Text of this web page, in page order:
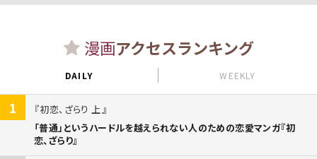
漫画アクセスランキング
DAILY WEEKLY
1
初恋、ざらり 上
「普通」というハードルを越えられない人のための恋愛マンガ『初
恋、ざらり』